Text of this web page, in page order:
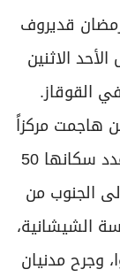
قديروف
الاثنين
القوقاز.
هاجمت مركزاً
للشرطة في شالي المدينة التي يبلغ عدد سكانها 50
الجنوب من
الشيشانية،
وجرح مدنيان